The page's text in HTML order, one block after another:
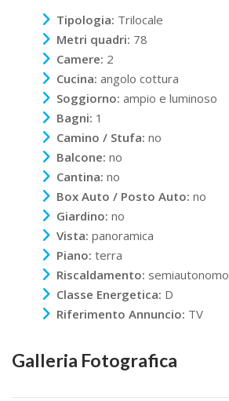
Tipologia: Trilocale
Metri quadri: 78
Camere: 2
Cucina: angolo cottura
Soggiorno: ampio e luminoso
Bagni: 1
Camino / Stufa: no
Balcone: no
Cantina: no
Box Auto / Posto Auto: no
Giardino: no
Vista: panoramica
Piano: terra
Riscaldamento: semiautonomo
Classe Energetica: D
Riferimento Annuncio: TV
Galleria Fotografica